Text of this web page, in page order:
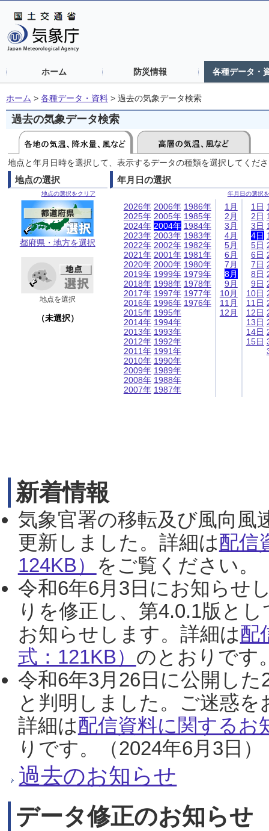
ホーム 防災情報 各種データ・
ホーム > 各種データ・資料 > 過去の気象データ検索
過去の気象データ検索
地点と年月日時を選択して、表示するデータの種類を選択してくだ
地点の選択
地点の選択をクリア
都府県・地方を選択
地点を選択
（未選択）
年月日の選択
年月日の選択
2026年
2025年
2024年
2023年
2022年
2021年
2020年
2019年
2018年
2017年
2016年
2015年
2014年
2013年
2012年
2011年
2010年
2009年
2008年
2007年
2006年
2005年
2004年
2003年
2002年
2001年
2000年
1999年
1998年
1997年
1996年
1995年
1994年
1993年
1992年
1991年
1990年
1989年
1988年
1987年
1986年
1985年
1984年
1983年
1982年
1981年
1980年
1979年
1978年
1977年
1976年
1月
2月
3月
4月
5月
6月
7月
8月
9月
10月
11月
12月
1日
2日
3日
4日
5日
6日
7日
8日
9日
10日
11日
12日
13日
14日
15日
新着情報
気象官署の移転及び風向風
更新しました。詳細は配信
124KB） をご覧ください。
令和6年6月3日にお知らせ
りを修正し、第4.0.1版と
お知らせします。詳細は配
式：121KB） のとおりです
令和6年3月26日に公開し
と判明しました。ご迷惑
詳細は配信資料に関するお
りです。（2024年6月3日）
過去のお知らせ
データ修正のお知らせ